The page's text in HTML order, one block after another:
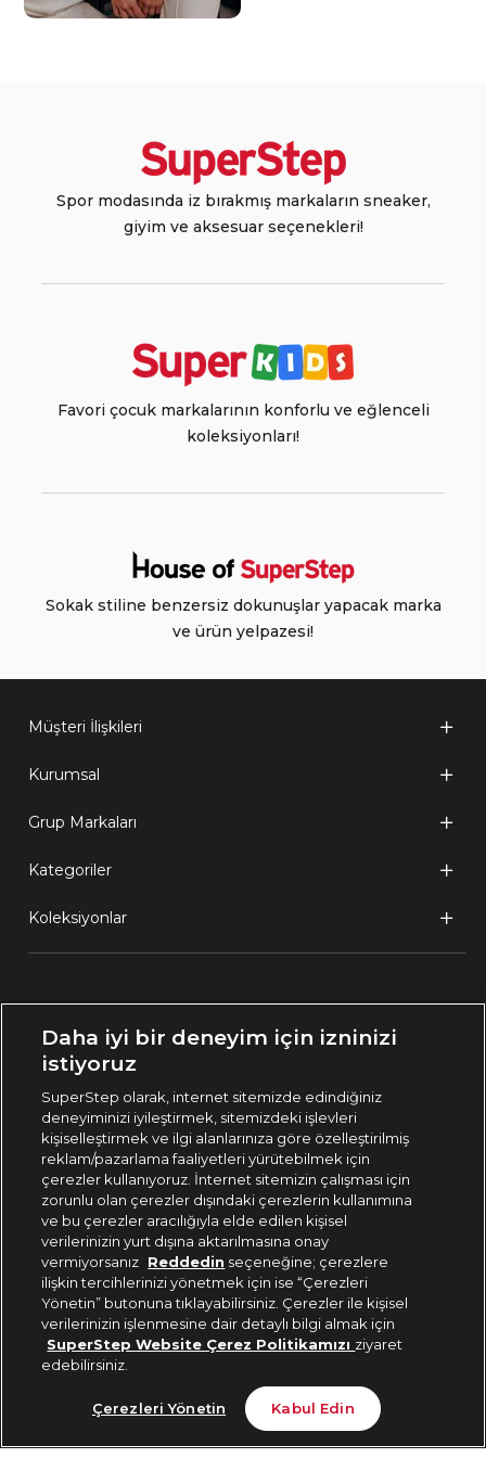
Tükendi
Spor modasında iz bırakmış markaların sneaker,
giyim ve aksesuar seçenekleri!
Favori çocuk markalarının konforlu ve eğlenceli
koleksiyonları!
Sokak stiline benzersiz dokunuşlar yapacak marka
ve ürün yelpazesi!
Müşteri İlişkileri
Kurumsal
Grup Markaları
Kategoriler
Koleksiyonlar
🇹🇷 Türkiye
444 37 36
Uygulamadan Takip Edin
Bizi Takip Edin
Daha iyi bir deneyim için izninizi
istiyoruz
SuperStep olarak, internet sitemizde edindiğiniz
deneyiminizi iyileştirmek, sitemizdeki işlevleri
kişiselleştirmek ve ilgi alanlarınıza göre özelleştirilmiş
reklam/pazarlama faaliyetleri yürütebilmek için
çerezler kullanıyoruz. İnternet sitemizin çalışması için
zorunlu olan çerezler dışındaki çerezlerin kullanımına
ve bu çerezler aracılığıyla elde edilen kişisel
verilerinizin yurt dışına aktarılmasına onay
vermiyorsanız Reddedin seçeneğine; çerezlere
ilişkin tercihlerinizi yönetmek için ise “Çerezleri
Yönetin” butonuna tıklayabilirsiniz. Çerezler ile kişisel
verilerinizin işlenmesine dair detaylı bilgi almak için
SuperStep Website Çerez Politikamızı ziyaret
edebilirsiniz.
Çerezleri Yönetin Kabul Edin